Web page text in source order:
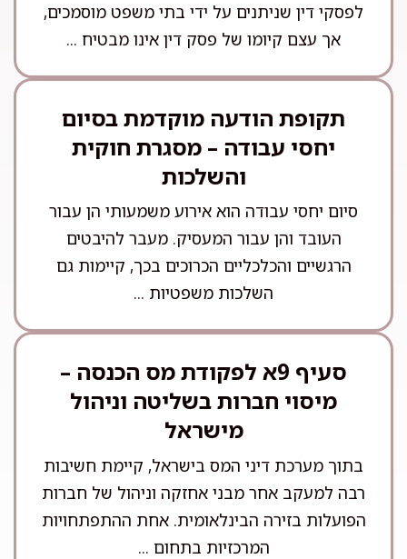
לפסקי דין שניתנים על ידי בתי משפט מוסמכים,
אך עצם קיומו של פסק דין אינו מבטיח ...
תקופת הודעה מוקדמת בסיום
יחסי עבודה – מסגרת חוקית
והשלכות
סיום יחסי עבודה הוא אירוע משמעותי הן עבור
העובד והן עבור המעסיק. מעבר להיבטים
הרגשיים והכלכליים הכרוכים בכך, קיימות גם
השלכות משפטיות ...
סעיף 9א לפקודת מס הכנסה –
מיסוי חברות בשליטה וניהול
מישראל
בתוך מערכת דיני המס בישראל, קיימת חשיבות
רבה למעקב אחר מבני אחזקה וניהול של חברות
הפועלות בזירה הבינלאומית. אחת ההתפתחויות
המרכזיות בתחום ...